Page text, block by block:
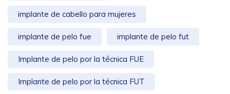
implante de cabello para mujeres
implante de pelo fue implante de pelo fut
Implante de pelo por la técnica FUE
Implante de pelo por la técnica FUT